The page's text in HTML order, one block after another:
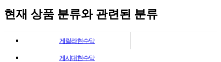
현재 상품 분류와 관련된 분류
게릴라현수막
게시대현수막